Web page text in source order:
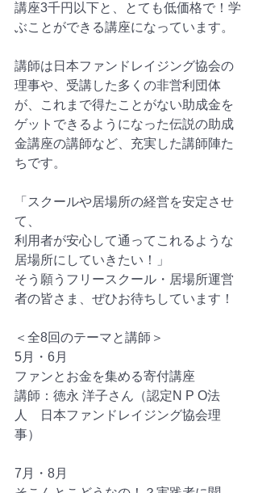
講座3千円以下と、とても低価格で！学
ぶことができる講座になっています。
講師は日本ファンドレイジング協会の
理事や、受講した多くの非営利団体
が、これまで得たことがない助成金を
ゲットできるようになった伝説の助成
金講座の講師など、充実した講師陣た
ちです。
「スクールや居場所の経営を安定させ
て、
利用者が安心して通ってこれるような
居場所にしていきたい！」
そう願うフリースクール・居場所運営
者の皆さま、ぜひお待ちしています！
＜全8回のテーマと講師＞
5月・6月
ファンとお金を集める寄付講座
講師：徳永 洋子さん（認定N P O法
人　日本ファンドレイジング協会理
事）
7月・8月